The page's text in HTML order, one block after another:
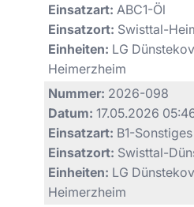
Einsatzart: ABC1-Öl
Einsatzort: Swisttal-
Einheiten: LG
Heimerzheim
Nummer: 2026-098
Datum: 17.05.2026
Einsatzart: B1-Sonstiges
Einsatzort: Swisttal-
Einheiten: LG
Heimerzheim